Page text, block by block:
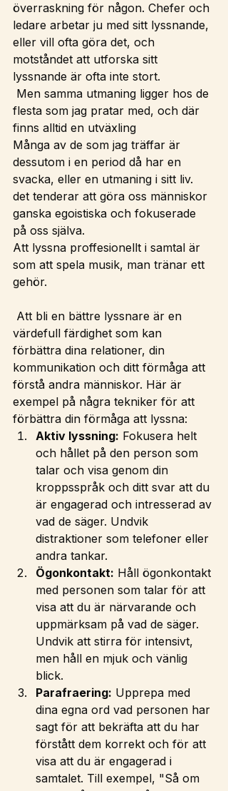
överraskning för någon. Chefer och
ledare arbetar ju med sitt lyssnande,
eller vill ofta göra det, och
motståndet att utforska sitt
lyssnande är ofta inte stort.
flesta som jag pratar med, och där
finns alltid en utväxling
Många av de som jag träffar är
dessutom i en period då har en
svacka, eller en utmaning i sitt liv.
det tenderar att göra oss människor
ganska egoistiska och fokuserade
på oss själva.
Att lyssna proffesionellt i samtal är
som att spela musik, man tränar ett
gehör.
värdefull färdighet som kan
förbättra dina relationer, din
kommunikation och ditt förmåga att
förstå andra människor. Här är
exempel på några tekniker för att
förbättra din förmåga att lyssna:
Aktiv lyssning: Fokusera helt
och hållet på den person som
talar och visa genom din
kroppsspråk och ditt svar att du
är engagerad och intresserad av
vad de säger. Undvik
distraktioner som telefoner eller
andra tankar.
Ögonkontakt: Håll ögonkontakt
med personen som talar för att
visa att du är närvarande och
uppmärksam på vad de säger.
Undvik att stirra för intensivt,
men håll en mjuk och vänlig
blick.
Parafraering: Upprepa med
dina egna ord vad personen har
sagt för att bekräfta att du har
förstått dem korrekt och för att
visa att du är engagerad i
samtalet. Till exempel, "Så om